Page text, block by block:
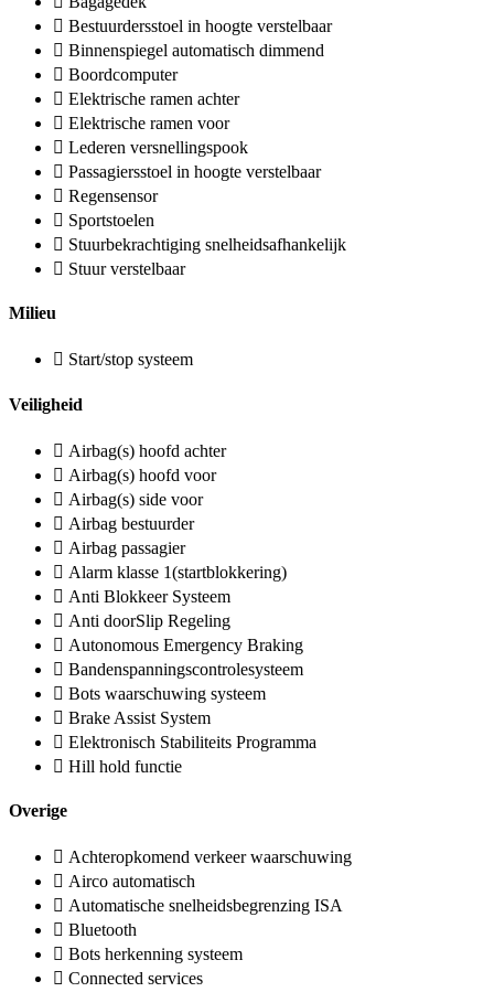
Bestuurdersstoel in hoogte verstelbaar
Binnenspiegel automatisch dimmend
Boordcomputer
Elektrische ramen achter
Elektrische ramen voor
Lederen versnellingspook
Passagiersstoel in hoogte verstelbaar
Regensensor
Sportstoelen
Stuurbekrachtiging snelheidsafhankelijk
Stuur verstelbaar
Milieu
Start/stop systeem
Veiligheid
Airbag(s) hoofd achter
Airbag(s) hoofd voor
Airbag(s) side voor
Airbag bestuurder
Airbag passagier
Alarm klasse 1(startblokkering)
Anti Blokkeer Systeem
Anti doorSlip Regeling
Autonomous Emergency Braking
Bandenspanningscontrolesysteem
Bots waarschuwing systeem
Brake Assist System
Elektronisch Stabiliteits Programma
Hill hold functie
Overige
Achteropkomend verkeer waarschuwing
Airco automatisch
Automatische snelheidsbegrenzing ISA
Bluetooth
Bots herkenning systeem
Connected services